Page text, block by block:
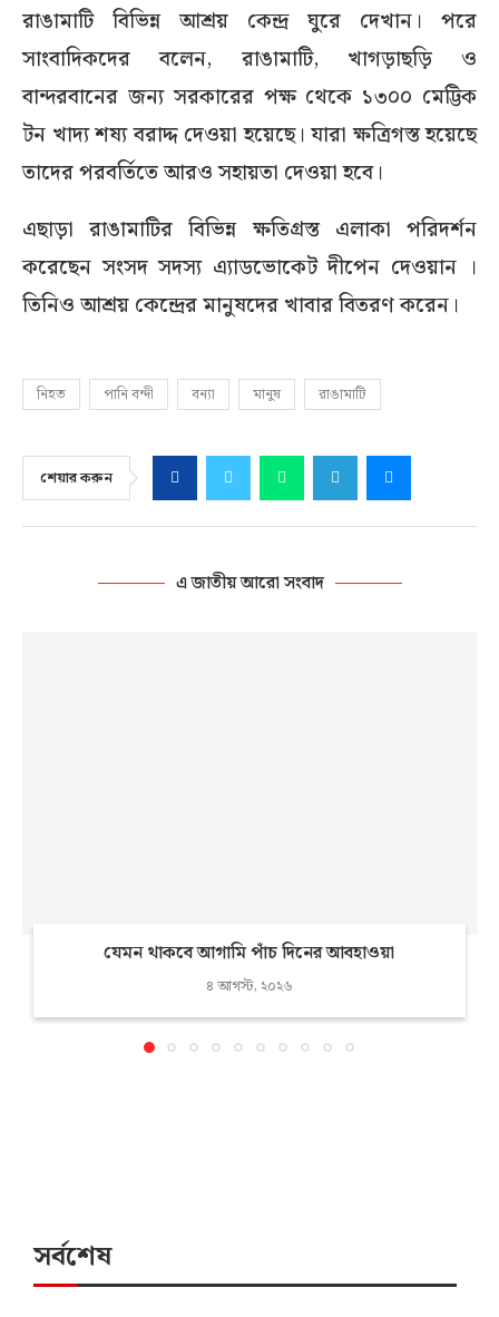
রাঙামাটি বিভিন্ন আশ্রয় কেন্দ্র ঘুরে দেখান। পরে
সাংবাদিকদের বলেন, রাঙামাটি, খাগড়াছড়ি ও
বান্দরবানের জন্য সরকারের পক্ষ থেকে ১৩০০ মেট্টিক
টন খাদ্য শষ্য বরাদ্দ দেওয়া হয়েছে। যারা ক্ষত্রিগস্ত হয়েছে
তাদের পরবর্তিতে আরও সহায়তা দেওয়া হবে।
এছাড়া রাঙামাটির বিভিন্ন ক্ষতিগ্রস্ত এলাকা পরিদর্শন
করেছেন সংসদ সদস্য এ্যাডভোকেট দীপেন দেওয়ান ।
তিনিও আশ্রয় কেন্দ্রের মানুষদের খাবার বিতরণ করেন।
নিহত পানি বন্দী বন্যা মানুষ রাঙামাটি
শেয়ার করুন
এ জাতীয় আরো সংবাদ
যেমন থাকবে আগামি পাঁচ দিনের আবহাওয়া
৪ আগস্ট, ২০২৬
সর্বশেষ